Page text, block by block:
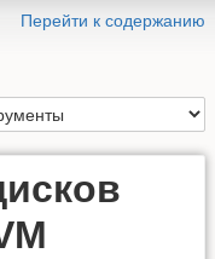
Перейти к содержанию